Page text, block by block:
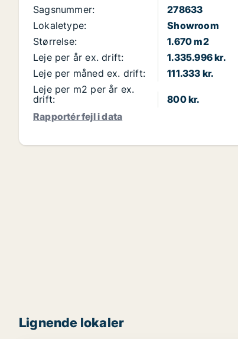
Sagsnummer:
278633
Lokaletype:
Showroom
Størrelse:
1.670 m2
Leje per år ex. drift:
1.335.996 kr.
Leje per måned ex. drift:
111.333 kr.
Leje per m2 per år ex.
drift:
800 kr.
Rapportér fejl i data
Lignende lokaler